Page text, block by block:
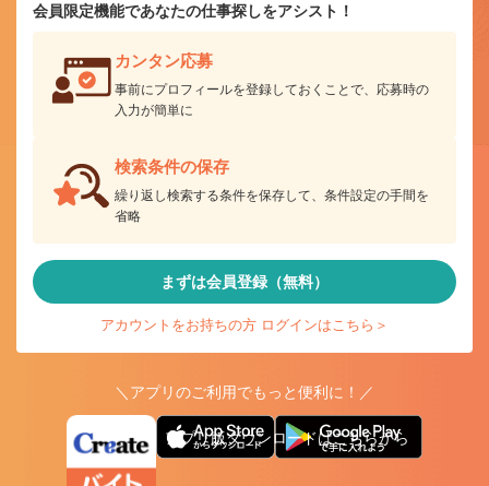
会員限定機能であなたの仕事探しをアシスト！
カンタン応募
事前にプロフィールを登録しておくことで、応募時の
入力が簡単に
検索条件の保存
繰り返し検索する条件を保存して、条件設定の手間を
省略
まずは会員登録（無料）
アカウントをお持ちの方 ログインはこちら＞
＼アプリのご利用でもっと便利に！／
アプリ版ダウンロードはこちらから